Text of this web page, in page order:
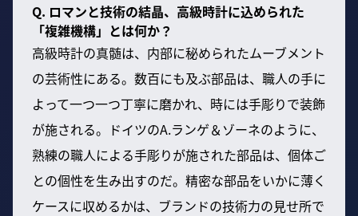
Q. ロマンと技術の結晶、高級時計に込められた
「複雑機構」とは何か？
高級時計の真髄は、内部に秘められたムーブメント
の芸術性にある。数百にも及ぶ部品は、職人の手に
よって一つ一つ丁寧に磨かれ、時には手彫りで装飾
が施される。ドイツのA.ランゲ＆ゾーネのように、
熟練の職人による手彫りが施された部品は、個体ご
との個性を生み出すのだ。精密な部品をいかに薄く
ケースに収めるかは、ブランドの技術力の見せ所で